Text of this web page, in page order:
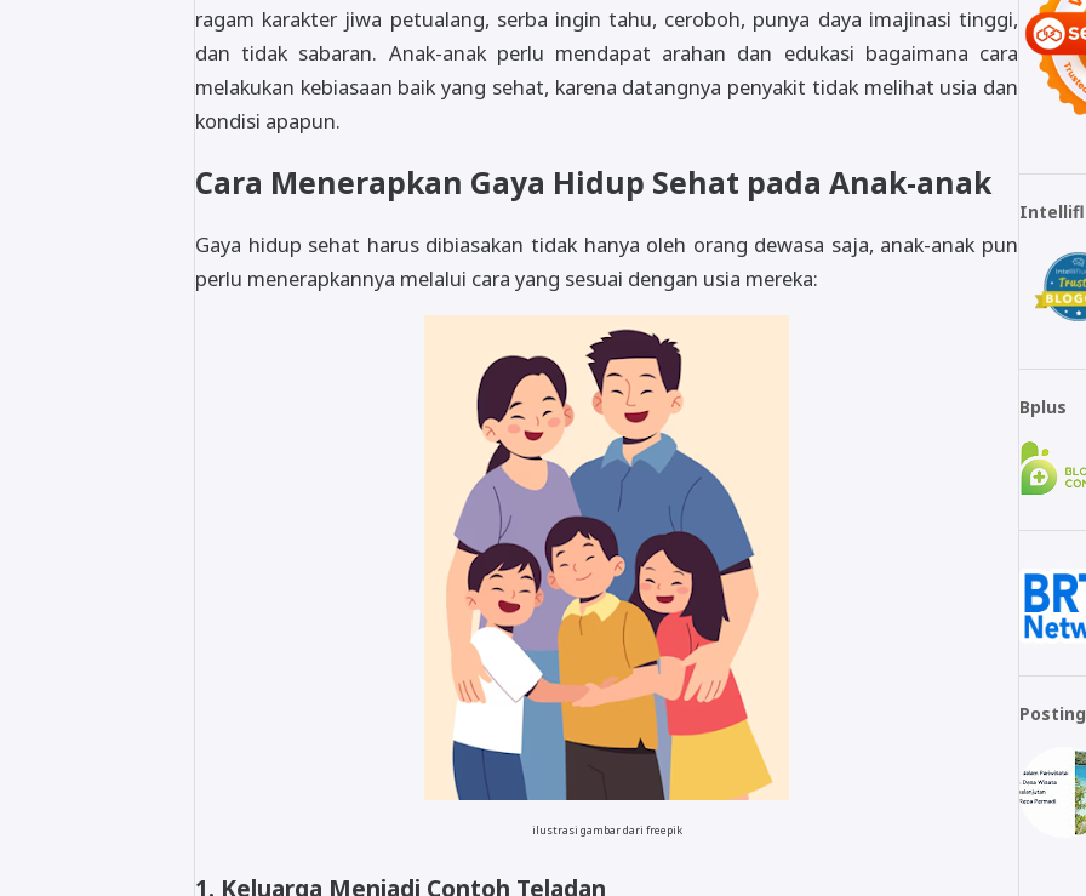
ragam karakter jiwa petualang, serba ingin tahu, ceroboh, punya daya imajinasi tinggi,
dan tidak sabaran. Anak-anak perlu mendapat arahan dan edukasi bagaimana cara
melakukan kebiasaan baik yang sehat, karena datangnya penyakit tidak melihat usia dan
kondisi apapun.
Cara Menerapkan Gaya Hidup Sehat pada Anak-anak
Gaya hidup sehat harus dibiasakan tidak hanya oleh orang dewasa saja, anak-anak pun
perlu menerapkannya melalui cara yang sesuai dengan usia mereka:
ilustrasi gambar dari freepik
1. Keluarga Menjadi Contoh Teladan
Bplus